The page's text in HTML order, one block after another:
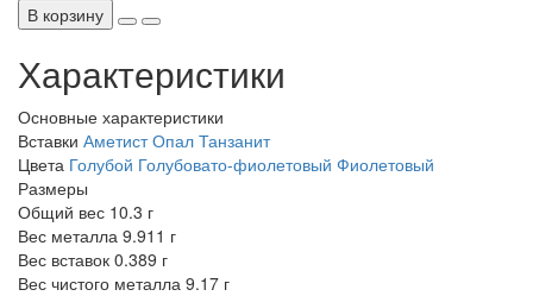
В корзину
Характеристики
Основные характеристики
Вставки Аметист Опал Танзанит
Цвета Голубой Голубовато-фиолетовый Фиолетовый
Размеры
Общий вес 10.3 г
Вес металла 9.911 г
Вес вставок 0.389 г
Вес чистого металла 9.17 г